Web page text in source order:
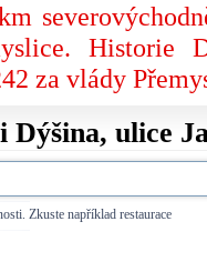
Historie
za vlády
Dýšina, ulice
Zkuste například restaurace